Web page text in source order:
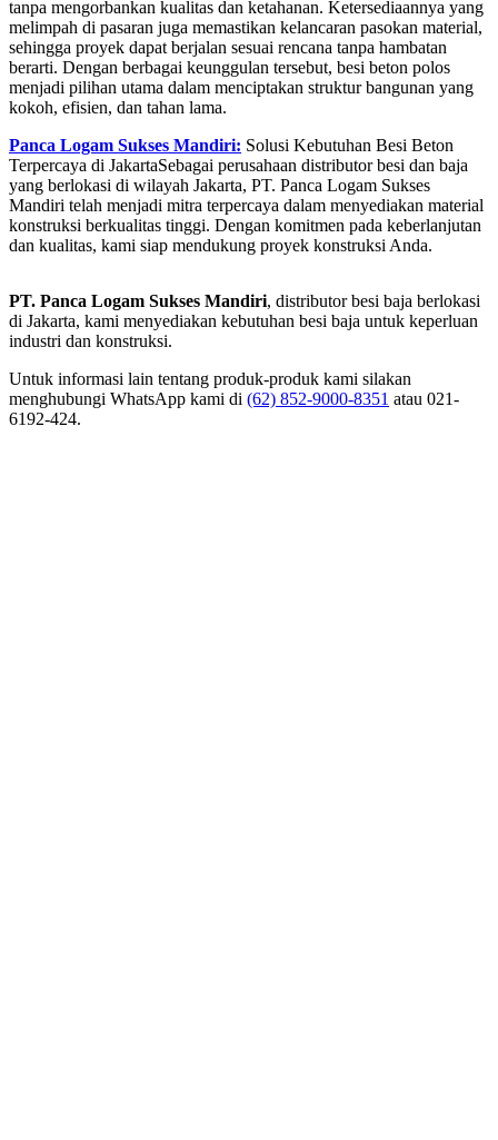
tanpa mengorbankan kualitas dan ketahanan. Ketersediaannya yang
melimpah di pasaran juga memastikan kelancaran pasokan material,
sehingga proyek dapat berjalan sesuai rencana tanpa hambatan
berarti. Dengan berbagai keunggulan tersebut, besi beton polos
menjadi pilihan utama dalam menciptakan struktur bangunan yang
kokoh, efisien, dan tahan lama.
Panca Logam Sukses Mandiri: Solusi Kebutuhan Besi Beton
Terpercaya di JakartaSebagai perusahaan distributor besi dan baja
yang berlokasi di wilayah Jakarta, PT. Panca Logam Sukses
Mandiri telah menjadi mitra terpercaya dalam menyediakan material
konstruksi berkualitas tinggi. Dengan komitmen pada keberlanjutan
dan kualitas, kami siap mendukung proyek konstruksi Anda.
PT. Panca Logam Sukses Mandiri, distributor besi baja berlokasi
di Jakarta, kami menyediakan kebutuhan besi baja untuk keperluan
industri dan konstruksi.
Untuk informasi lain tentang produk-produk kami silakan
menghubungi WhatsApp kami di (62) 852-9000-8351 atau 021-
6192-424.